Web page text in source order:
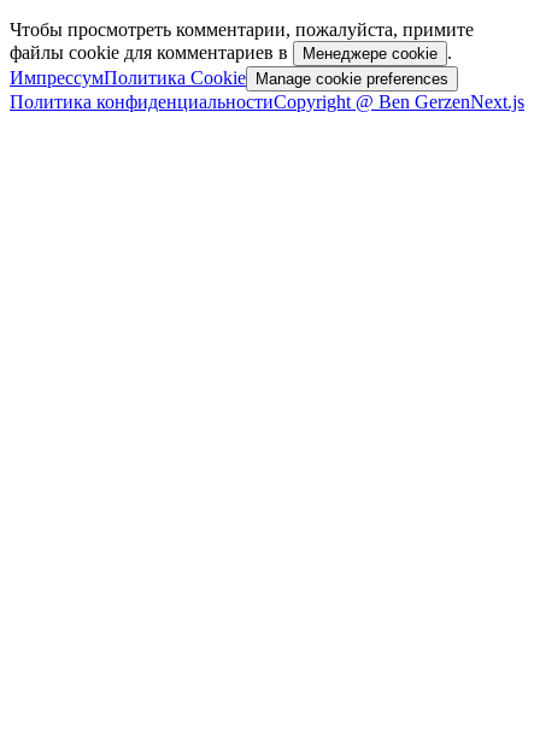
Чтобы просмотреть комментарии, пожалуйста, примите
файлы cookie для комментариев в
Менеджере cookie .
ИмпрессумПолитика Cookie Manage cookie preferences
Политика конфиденциальностиCopyright @ Ben GerzenNext.js